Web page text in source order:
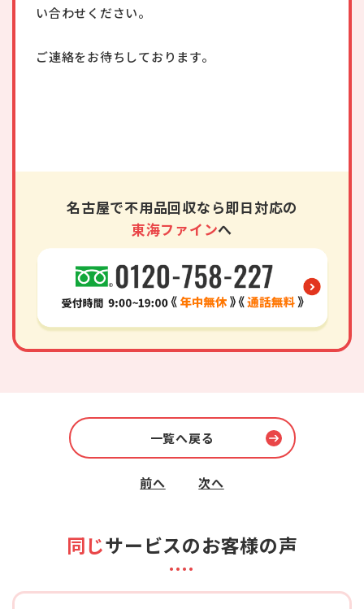
い合わせください。
ご連絡をお待ちしております。
名古屋で不用品回収なら即日対応の
東海ファインへ
前へ
一覧へ戻る
次へ
同じサービスのお客様の声